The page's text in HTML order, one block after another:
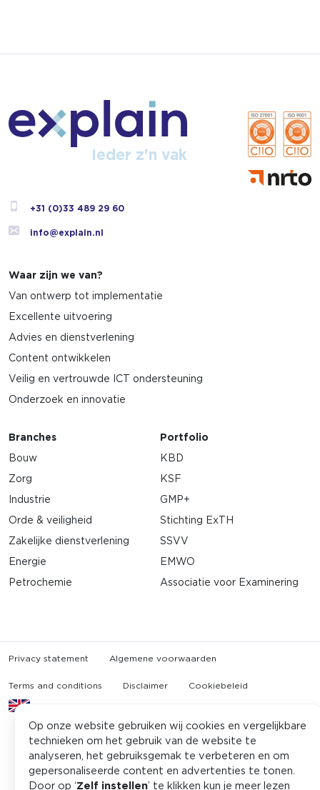
Ieder z'n vak
+31 (0)33 489 29 60
info@explain.nl
Waar zijn we van?
Van ontwerp tot implementatie
Excellente uitvoering
Advies en dienstverlening
Content ontwikkelen
Veilig en vertrouwde ICT ondersteuning
Onderzoek en innovatie
Branches
Bouw
Zorg
Industrie
Orde & veiligheid
Zakelijke dienstverlening
Energie
Petrochemie
Portfolio
KBD
KSF
GMP+
Stichting ExTH
SSVV
EMWO
Associatie voor Examinering
Privacy statement Algemene voorwaarden
Terms and conditions Disclaimer Cookiebeleid
About eX:plain
Op onze website gebruiken wij cookies en vergelijkbare
technieken om het gebruik van de website te
analyseren, het gebruiksgemak te verbeteren en om
gepersonaliseerde content en advertenties te tonen.
Door op ‘Zelf instellen’ te klikken kun je meer lezen